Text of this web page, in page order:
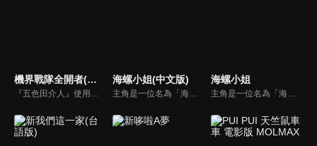
機界戰隊全開者(中文版) 海螺小姐(中文版)
主角是一位名為「海螺」的女性，劇情描寫「磯野家」這個大家族的日常。故事背景為昭和時期的日本，以生活裡的歡笑與親情的溫馨作為劇情主題。
海螺小姐
主角是一位名為「海螺」的女性，劇情描寫「磯野家」這個大家族的日常。故事背景為昭和時期的日本，以生活裡的歡笑與親情的溫馨作為劇情主題。